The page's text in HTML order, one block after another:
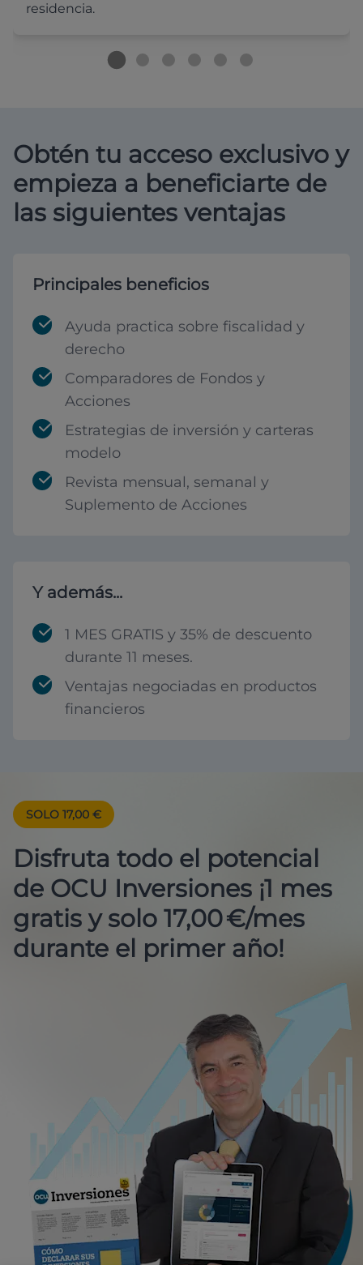
residencia.
Obtén tu acceso exclusivo y
empieza a beneficiarte de
las siguientes ventajas
Principales beneficios
Ayuda practica sobre fiscalidad y
derecho
Comparadores de Fondos y
Acciones
Estrategias de inversión y carteras
modelo
Revista mensual, semanal y
Suplemento de Acciones
Y además...
1 MES GRATIS y 35% de descuento
durante 11 meses.
Ventajas negociadas en productos
financieros
SOLO 17,00 €
Disfruta todo el potencial
de OCU Inversiones ¡1 mes
gratis y solo 17,00 €/mes
durante el primer año!